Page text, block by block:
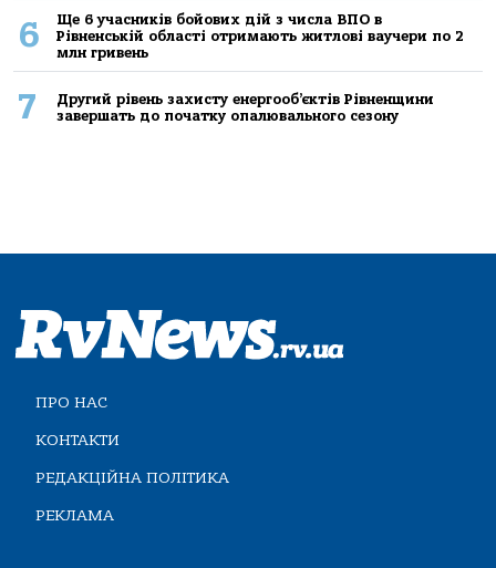
6
Ще 6 учасників бойових дій з числа ВПО в
Рівненській області отримають житлові ваучери по 2
млн гривень
7
Другий рівень захисту енергооб’єктів Рівненщини
завершать до початку опалювального сезону
ПРО НАС
КОНТАКТИ
РЕДАКЦІЙНА ПОЛІТИКА
РЕКЛАМА